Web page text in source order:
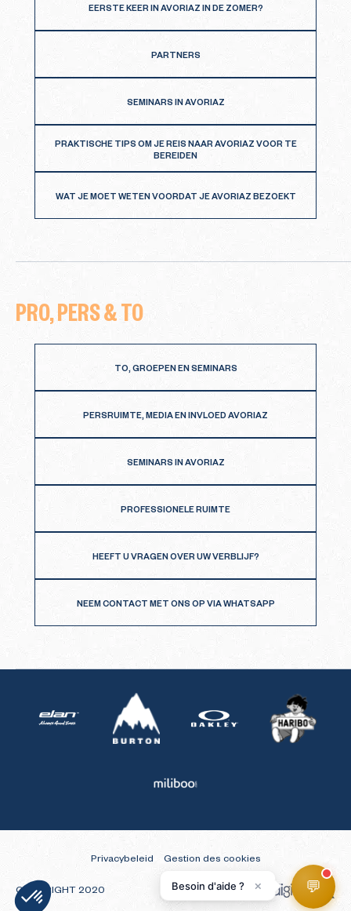
PRO, PERS & TO
TO, GROEPEN EN SEMINARS
PERSRUIMTE, MEDIA EN INVLOED AVORIAZ
SEMINARS IN AVORIAZ
PROFESSIONELE RUIMTE
HEEFT U VRAGEN OVER UW VERBLIJF?
NEEM CONTACT MET ONS OP VIA WHATSAPP
EERSTE KEER IN AVORIAZ IN DE ZOMER?
PARTNERS
SEMINARS IN AVORIAZ
PRAKTISCHE TIPS OM JE REIS NAAR AVORIAZ VOOR TE
BEREIDEN
WAT JE MOET WETEN VOORDAT JE AVORIAZ BEZOEKT
Elan
Burton
Oakley
Haribo
COPYRIGHT 2020
Privacybeleid Gestion des cookies
Akaru
💬
Besoin d'aide ? ×